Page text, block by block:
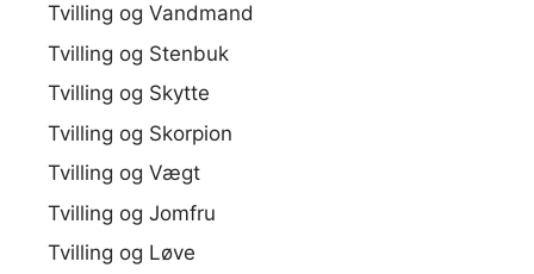
Tvilling og Vandmand
Tvilling og Stenbuk
Tvilling og Skytte
Tvilling og Skorpion
Tvilling og Vægt
Tvilling og Jomfru
Tvilling og Løve